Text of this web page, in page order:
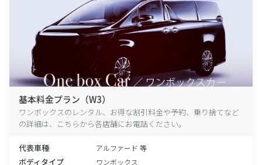
基本料金プラン（W3）
ワンボックスのレンタル、お得な割引料金や予約、乗り捨てなど
の詳細は、こちらから各店舗にお電話ください。
代表車種 アルファード 等
ボディタイプ ワンボックス